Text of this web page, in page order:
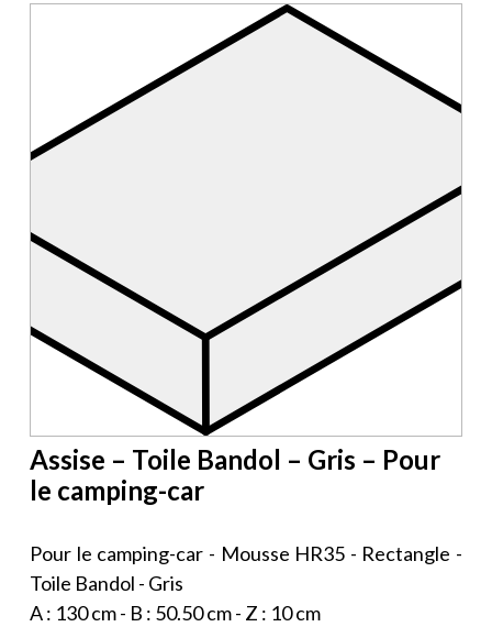
Assise – Toile Bandol – Gris – Pour
le camping-car
Pour le camping-car - Mousse HR35 - Rectangle -
Toile Bandol - Gris
A : 130 cm - B : 50.50 cm - Z : 10 cm